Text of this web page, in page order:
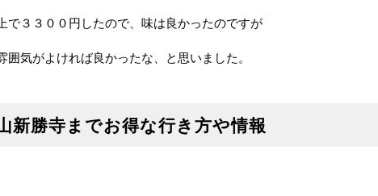
で３３００円したので、味は良かったのですが
囲気がよければ良かったな、と思いました。
新勝寺までお得な行き方や情報